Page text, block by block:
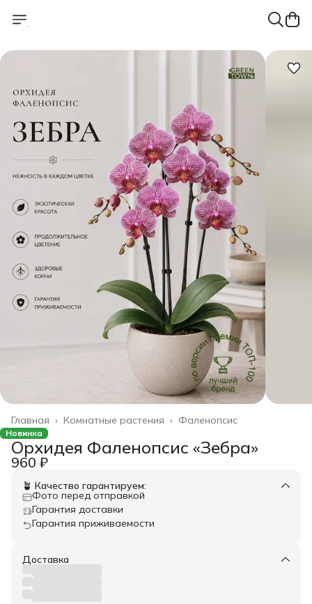
Фаленопсис
Комнатные растения ›
Главная ›
Новинка
Орхидея Фаленопсис «Зебра»
960 ₽
🪴 Качество гарантируем:
Фото перед отправкой
Гарантия доставки
Гарантия приживаемости
Доставка